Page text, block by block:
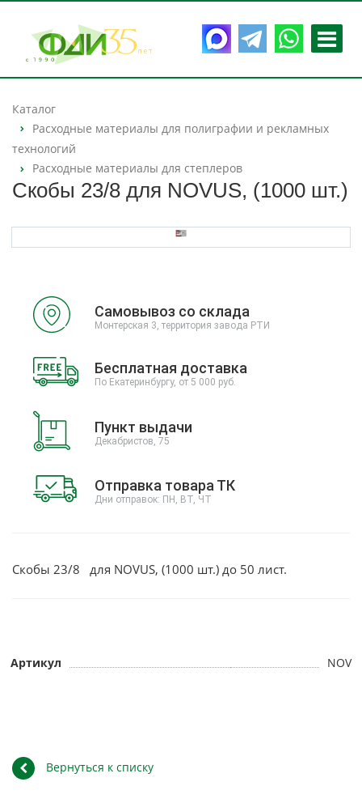
Каталог
Расходные материалы для полиграфии и рекламных
технологий
Расходные материалы для степлеров
Скобы 23/8 для NOVUS, (1000 шт.)
Самовывоз со склада
Монтерская 3, территория завода РТИ
Бесплатная доставка
По Екатеринбургу, от 5 000 руб.
Пункт выдачи
Декабристов, 75
Отправка товара ТК
Дни отправок: ПН, ВТ, ЧТ
Скобы 23/8 для NOVUS, (1000 шт.) до 50 лист.
Артикул NOV
Вернуться к списку